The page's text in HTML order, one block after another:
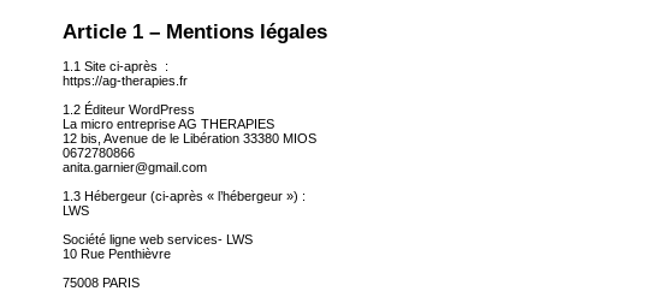
Article 1 – Mentions légales
1.1 Site ci-après
:
https://ag-therapies.fr
1.2 Éditeur WordPress
La micro entreprise AG THERAPIES
12 bis, Avenue de le Libération 33380 MIOS
0672780866
anita.garnier@gmail.com
1.3 Hébergeur (ci-après « l’hébergeur ») :
LWS
Société ligne web services- LWS
10 Rue Penthièvre
75008 PARIS